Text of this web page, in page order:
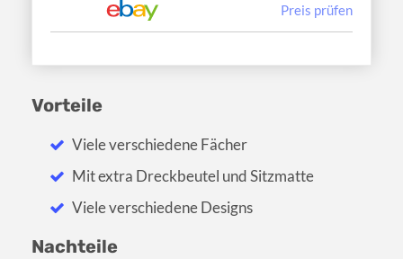
Preis prüfen
Vorteile
Viele verschiedene Fächer
Mit extra Dreckbeutel und Sitzmatte
Viele verschiedene Designs
Nachteile